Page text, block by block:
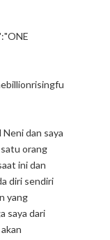
dan saya
orang
ini dan
diri sendiri
yang
saya dari